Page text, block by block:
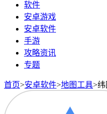
软件
安卓游戏
安卓软件
手游
攻略资讯
专题
首页>安卓软件>地图工具>纬